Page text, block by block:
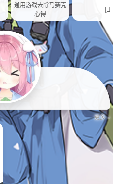
通用游戏去除马赛克
心得
[
更多 »